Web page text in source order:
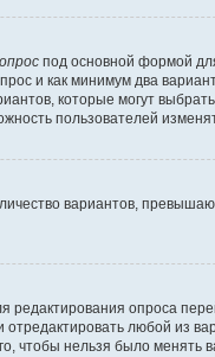
под основной формой
и как минимум два
которые могут
пользователей
вариантов,
редактирования опроса
любой из
чтобы нельзя было менять